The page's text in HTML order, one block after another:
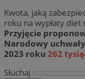
Kwota, jaką
roku na wypłaty diet
Przyjęcie
Narodowy
2023 roku 262
Słuchaj